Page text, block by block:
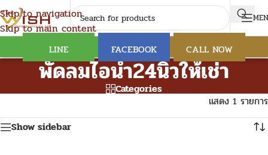
Skip to navigation
Skip to main content
LINE FACEBOOK CALL NOW
พัดลมไอน้ำ24นิ้วให้เช่า
Categories
แสดง 1 รายการ
Show sidebar